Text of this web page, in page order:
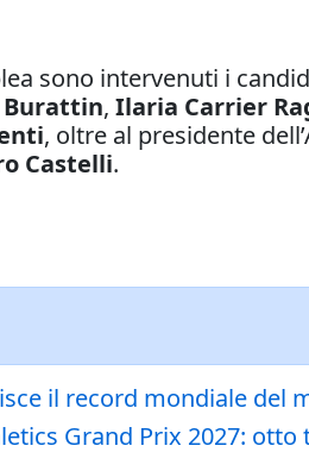
sono intervenuti i
Burattin, Ilaria Carrier
, oltre al presidente
Castelli.
il record mondiale del
Grand Prix 2027: